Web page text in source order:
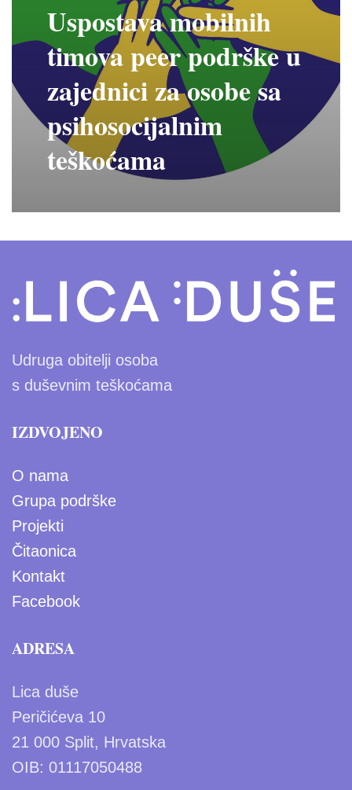
Uspostava mobilnih
timova peer podrške u
zajednici za osobe sa
psihosocijalnim
teškoćama
Udruga obitelji osoba
s duševnim teškoćama
IZDVOJENO
O nama
Grupa podrške
Projekti
Čitaonica
Kontakt
Facebook
ADRESA
Lica duše
Peričićeva 10
21 000 Split, Hrvatska
OIB: 01117050488